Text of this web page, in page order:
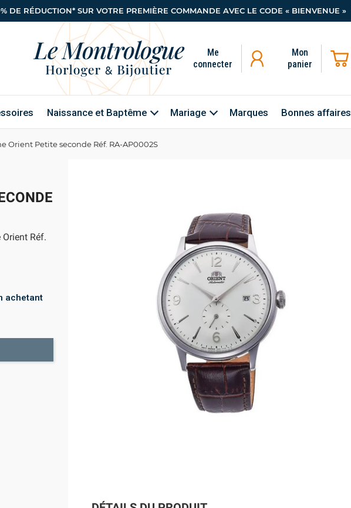
DE RÉDUCTION* SUR VOTRE PREMIÈRE COMMANDE AVEC LE CODE « BIENVENUE »
Me
connecter
Mon
panier
Naissance et Baptême Mariage Marques Bonnes affaires
Orient Petite seconde Réf. RA-AP0002S
Réf.
achetant